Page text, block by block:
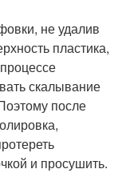
не удалив
пластика,
скалывание
после
и просушить.